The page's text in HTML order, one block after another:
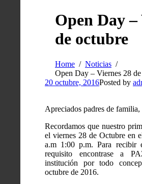
Open Day –
de octubre
Home
Noticias
Open Day – Viernes 28
20 octubre, 2016Posted by
Apreciados padres de familia,
Recordamos que nuestro
el viernes 28 de Octubre en
a.m 1:00 p.m. Para recibir
requisito encontrase a
institución por todo
octubre de 2016.